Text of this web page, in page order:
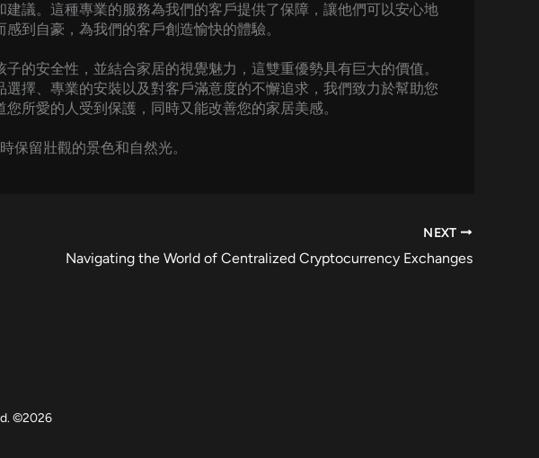
議。這種專業的服務為我們的客戶提供了保障，讓他們可以安心地
到自豪，為我們的客戶創造愉快的體驗。
的安全性，並結合家居的視覺魅力，這雙重優勢具有巨大的價值。
擇、專業的安裝以及對客戶滿意度的不懈追求，我們致力於幫助您
所愛的人受到保護，同時又能改善您的家居美感。
保留壯觀的景色和自然光。
NEXT
Navigating the World of Centralized Cryptocurrency Exchanges
©2026